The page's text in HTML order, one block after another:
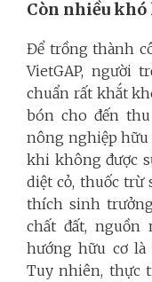
Còn nhiều
Để trồng thành
VietGAP, người
chuẩn rất khắt
bón cho đến
nông nghiệp hữu
khi không được
diệt cỏ, thuốc trừ
thích sinh
chất đất, nguồn
hướng hữu cơ là
Tuy nhiên, thực